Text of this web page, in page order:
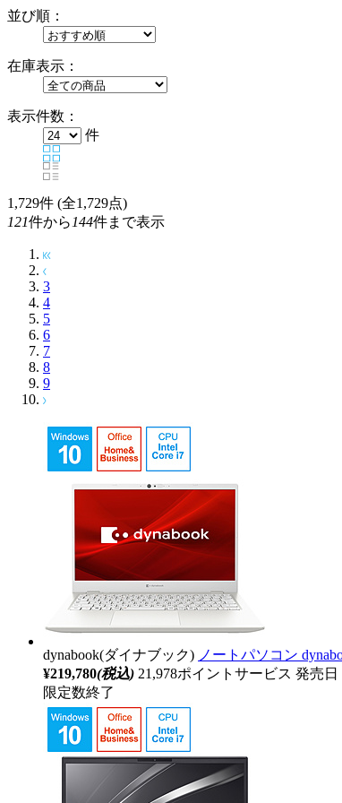
並び順：
在庫表示：
表示件数：
件
1,729件 (全1,729点)
121件から 144件まで表示
3
4
5
6
7
8
9
dynabook(ダイナブック) ノートパソコン
¥219,780(税込) 21,978ポイントサービス 発売日
限定数終了